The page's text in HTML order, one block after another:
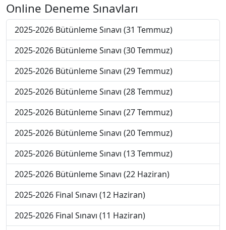
Online Deneme Sınavları
2025-2026 Bütünleme Sınavı (31 Temmuz)
2025-2026 Bütünleme Sınavı (30 Temmuz)
2025-2026 Bütünleme Sınavı (29 Temmuz)
2025-2026 Bütünleme Sınavı (28 Temmuz)
2025-2026 Bütünleme Sınavı (27 Temmuz)
2025-2026 Bütünleme Sınavı (20 Temmuz)
2025-2026 Bütünleme Sınavı (13 Temmuz)
2025-2026 Bütünleme Sınavı (22 Haziran)
2025-2026 Final Sınavı (12 Haziran)
2025-2026 Final Sınavı (11 Haziran)